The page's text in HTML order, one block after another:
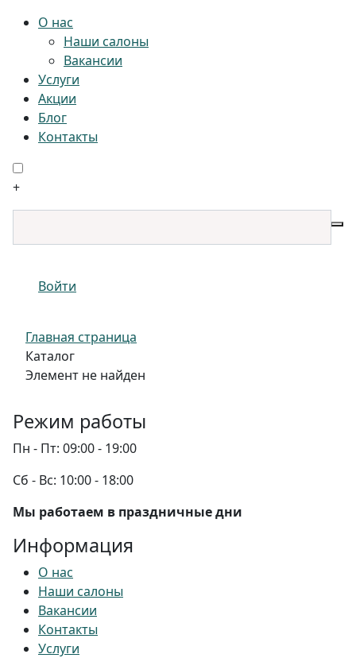
О нас
Наши салоны
Вакансии
Услуги
Акции
Блог
Контакты
+
Войти
Главная страница
Каталог
Элемент не найден
Режим работы
Пн - Пт: 09:00 - 19:00
Сб - Вс: 10:00 - 18:00
Мы работаем в праздничные дни
Информация
О нас
Наши салоны
Вакансии
Контакты
Услуги